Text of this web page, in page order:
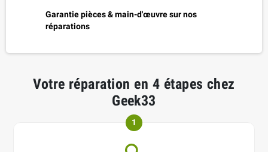
Garantie pièces & main-d'œuvre sur nos
réparations
Votre réparation en 4 étapes chez
Geek33
1